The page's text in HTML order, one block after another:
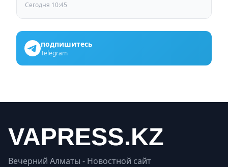
Сегодня 10:45
подпишитесь
Telegram
Вечерний Алматы - Новостной сайт